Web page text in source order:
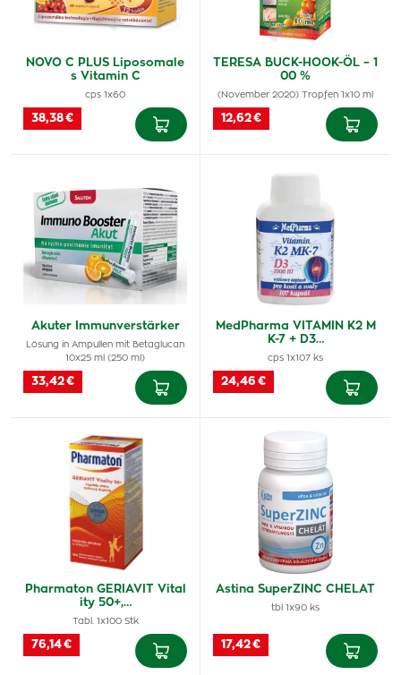
NOVO C PLUS Liposomale
s Vitamin C
cps 1x60
38,38 €
TERESA BUCK-HOOK-ÖL – 1
00 %
(November 2020) Tropfen 1x10 ml
12,62 €
Akuter Immunverstärker
Lösung in Ampullen mit Betaglucan
10x25 ml (250 ml)
33,42 €
MedPharma VITAMIN K2 M
K-7 + D3…
cps 1x107 ks
24,46 €
Pharmaton GERIAVIT Vital
ity 50+,…
Tabl. 1x100 Stk
76,14 €
Astina SuperZINC CHELAT
tbl 1x90 ks
17,42 €